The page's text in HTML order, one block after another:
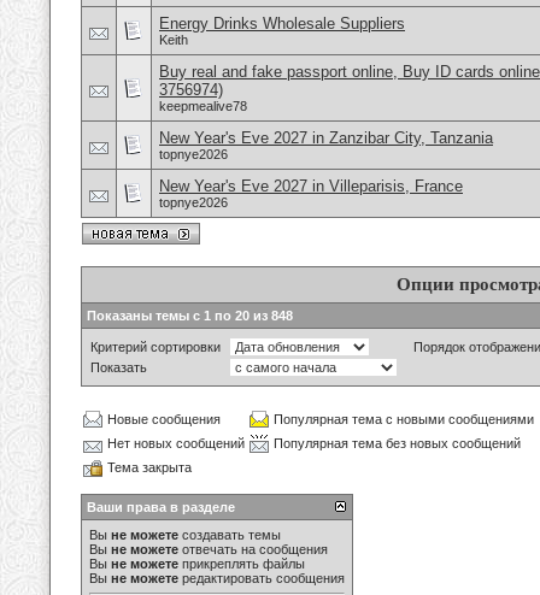
Energy Drinks Wholesale Suppliers
Keith
Buy real and fake passport online, Buy ID cards
3756974)
keepmealive78
New Year's Eve 2027 in Zanzibar City, Tanzania
topnye2026
New Year's Eve 2027 in Villeparisis, France
topnye2026
Опции
Показаны темы с 1 по 20 из 848
Критерий сортировки
Порядок
Показать
Новые сообщения
Популярная тема с новыми сообщениями
Нет новых сообщений
Популярная тема без новых сообщений
Тема закрыта
Ваши права в разделе
Вы не можете создавать темы
Вы не можете отвечать на сообщения
Вы не можете прикреплять файлы
Вы не можете редактировать сообщения